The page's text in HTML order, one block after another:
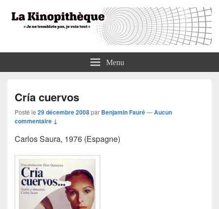
La KinopithèqueMenu
Cría cuervos
Posté le 29 décembre 2008par Benjamin Fauré—Aucun
commentaire ↓
Carlos Saura, 1976 (Espagne)